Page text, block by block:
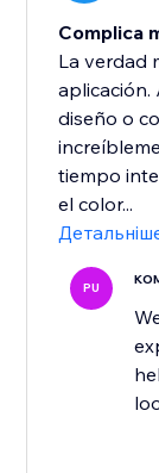
Complica
La verdad
aplicación.
diseño o
tiempo
el color...
PU